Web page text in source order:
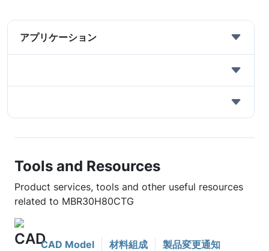
アプリケーション
Tools and Resources
Product services, tools and other useful resources
related to MBR30H80CTG
CAD Model 材料組成 製品変更通知